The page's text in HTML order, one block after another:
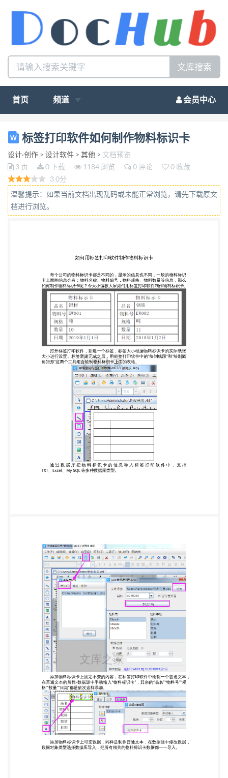
文库搜索
首页 频道 会员中心
如何用标签打印软件制作物料标识卡 每个公司的物料
标识卡都是不同的，显示的信息也不同，一般的物料
标识 卡上面的信息会有：物料名称、物料编号，物料
规格、物料数量等信息，那么 如何制作物料标识卡
呢？今天小编教大家如何用标签打印软件制作物料标
识卡。 打开标签打印软件，新建一个标签，标签大小
件中，支持 TXT、Excel、My SQL 等多种数据库类
型。 添加物料标识卡上固定不变的内容，在标签打
印软件中绘制一个普通文本 ， 在普通文本的属性-数
据源中手动输入“物料标识卡”，其余的“品名”“物料
号”“规 格”“数量”“日期”都是依次这样添加。 添加物料
标识卡上可变数据，同样是制作普通文本，在数据源
中修改数据 ， 数据对象类型选择数据库导入，把所
有相关的物料标识卡数据都一一导入。 打印预览查
看制作的物料标识卡，没有问题的话就可以在标签打
印软件中 连接打印机打印了，还可以输出 PDF 文档
保存。 以上就是在标签打印软件中制作物料标识卡的
步骤，操作是非常方便，制 作比较灵活，可以根据自
己的需要制作物料标识卡，而且支持批量制作物料标
标签打印软件如何制作物料标识卡
设计·创作 > 设计软件 > 其他 > 文档预览
3 页
0 下载 1184 浏览 0 评论
0 收藏
3.0分
温馨提示：如果当前文档出现乱码或未能正常浏览，请先下载原文
档进行浏览。